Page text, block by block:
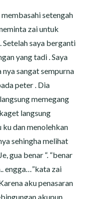
setengah
zai untuk
saya berganti
yang tadi . Saya
sangat sempurna
peter . Dia
memegang
langsung
dan menolehkan
sehingha melihat
gua benar “. “benar
engga…”kata zai
aku penasaran
akupun